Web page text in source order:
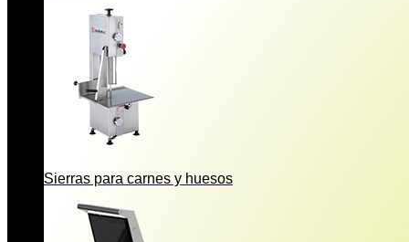
Sierras para carnes y huesos